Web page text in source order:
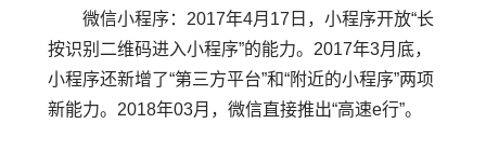
微信小程序：2017年4月17日，小程序开放“长
按识别二维码进入小程序”的能力。2017年3月底，
小程序还新增了“第三方平台”和“附近的小程序”两项
新能力。2018年03月，微信直接推出“高速e行”。